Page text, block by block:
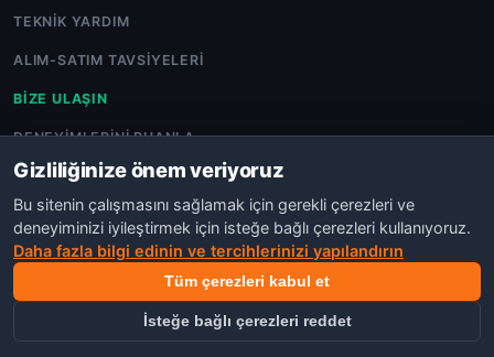
TEKNIK YARDIM
ALIM-SATIM TAVSIYELERI
BIZE ULAŞIN
DENEYIMLERINI PUANLA
©COPYRIGHT 2026 OTO TARTIŞMA.POWERED BYNEXORA
AJANS
TOPLULUK İLKELERI
Gizliliğinize önem veriyoruz
Bu sitenin çalışmasını sağlamak için gerekli çerezleri ve
deneyiminizi iyileştirmek için isteğe bağlı çerezleri kullanıyoruz.
Daha fazla bilgi edinin ve tercihlerinizi yapılandırın
Tüm çerezleri kabul et
İsteğe bağlı çerezleri reddet